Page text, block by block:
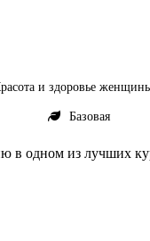
и здоровье
Базовая
в одном из лучших